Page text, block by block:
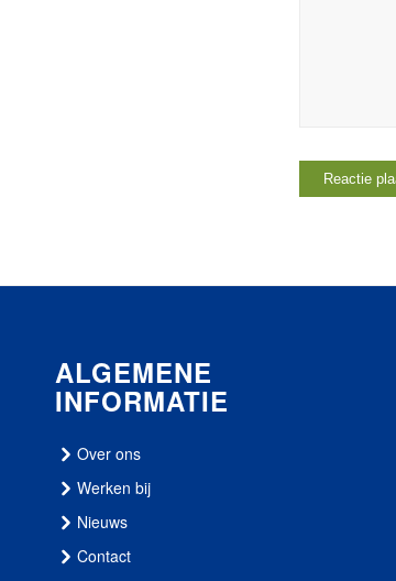
ALGEMENE
INFORMATIE
Over ons
Werken bij
Nieuws
Contact